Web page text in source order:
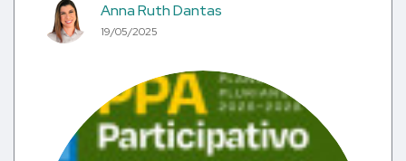
Anna Ruth Dantas
19/05/2025